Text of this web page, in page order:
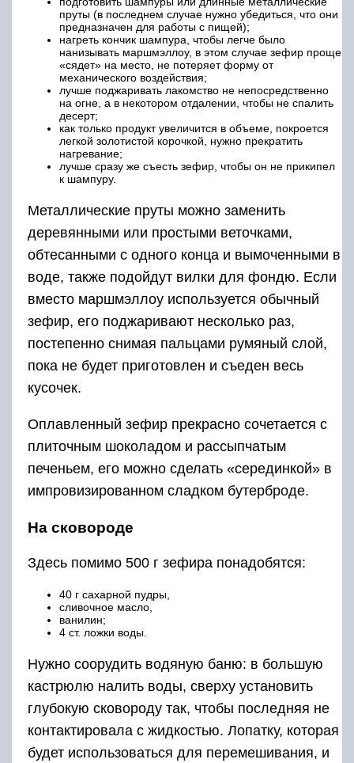
пруты (в последнем случае нужно убедиться, что они
предназначен для работы с пищей);
нагреть кончик шампура, чтобы легче было
нанизывать маршмэллоу, в этом случае зефир проще
«сядет» на место, не потеряет форму от
механического воздействия;
лучше поджаривать лакомство не непосредственно
на огне, а в некотором отдалении, чтобы не спалить
десерт;
как только продукт увеличится в объеме, покроется
легкой золотистой корочкой, нужно прекратить
нагревание;
лучше сразу же съесть зефир, чтобы он не прикипел
к шампуру.
Металлические пруты можно заменить
деревянными или простыми веточками,
обтесанными с одного конца и вымоченными в
воде, также подойдут вилки для фондю. Если
вместо маршмэллоу используется обычный
зефир, его поджаривают несколько раз,
постепенно снимая пальцами румяный слой,
пока не будет приготовлен и съеден весь
кусочек.
Оплавленный зефир прекрасно сочетается с
плиточным шоколадом и рассыпчатым
печеньем, его можно сделать «серединкой» в
импровизированном сладком бутерброде.
На сковороде
Здесь помимо 500 г зефира понадобятся:
40 г сахарной пудры,
сливочное масло,
ванилин;
4 ст. ложки воды.
Нужно соорудить водяную баню: в большую
кастрюлю налить воды, сверху установить
глубокую сковороду так, чтобы последняя не
контактировала с жидкостью. Лопатку, которая
будет использоваться для перемешивания, и